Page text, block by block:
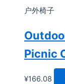
户外椅子
Picnic
¥166.08